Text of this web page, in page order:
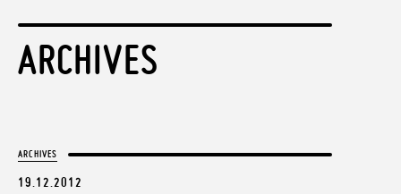
ARCHIVES
ARCHIVES
19.12.2012